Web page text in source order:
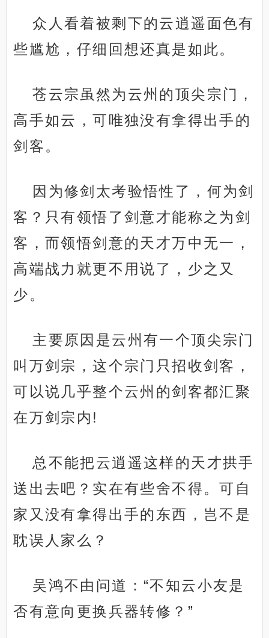
众人看着被剩下的云逍遥面色有
些尴尬，仔细回想还真是如此。
苍云宗虽然为云州的顶尖宗门，
高手如云，可唯独没有拿得出手的
剑客。
因为修剑太考验悟性了，何为剑
客？只有领悟了剑意才能称之为剑
客，而领悟剑意的天才万中无一，
高端战力就更不用说了，少之又
少。
主要原因是云州有一个顶尖宗门
叫万剑宗，这个宗门只招收剑客，
可以说几乎整个云州的剑客都汇聚
在万剑宗内!
总不能把云逍遥这样的天才拱手
送出去吧？实在有些舍不得。可自
家又没有拿得出手的东西，岂不是
耽误人家么？
吴鸿不由问道：“不知云小友是
否有意向更换兵器转修？”